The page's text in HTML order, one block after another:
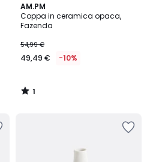
AM.PM
Coppa in ceramica opaca,
Fazenda
54,99 €
49,49 € -10%
1
/
5
1
/